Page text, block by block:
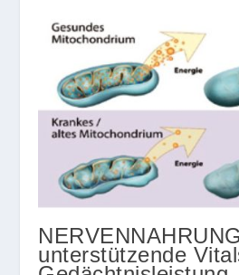
NERVENNAHRUNG
unterstützende